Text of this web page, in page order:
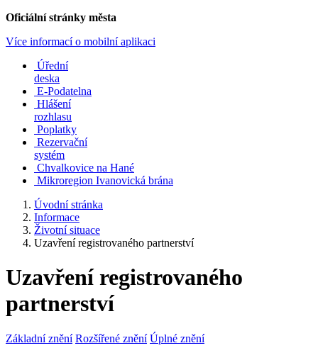
Oficiální stránky města
Více informací o mobilní aplikaci
Úřední
deska
E-Podatelna
Hlášení
rozhlasu
Poplatky
Rezervační
systém
Chvalkovice na Hané
Mikroregion Ivanovická brána
Úvodní stránka
Informace
Životní situace
Uzavření registrovaného partnerství
Uzavření registrovaného
partnerství
Základní znění Rozšířené znění Úplné znění